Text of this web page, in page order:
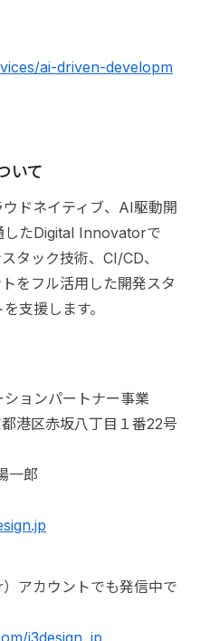
ai-driven-developm
いて
ドネイティブ、AI駆動開
したDigital Innovatorで
タック技術、CI/CD、
をフル活用した開発スタ
支援します。
ョンパートナー事業
港区赤坂八丁目１番22号
一郎
アカウントでも発信中で
i3design_jp